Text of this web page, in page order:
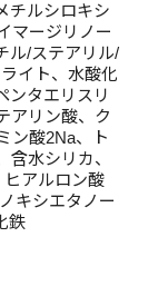
チルシロキシ
マージリノー
ル/ステアリル/
イト、水酸化
ンタエリスリ
アリン酸、ク
ン酸2Na、ト
水シリカ、
アルロン酸
キシエタノー
鉄